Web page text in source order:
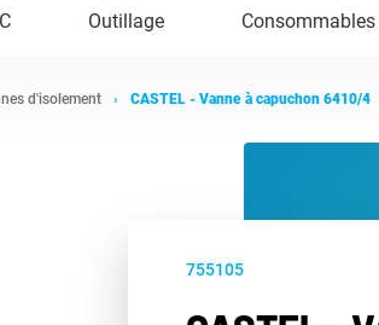
Outillage Consommables
d'isolement CASTEL - Vanne à capuchon 6410/4
755105